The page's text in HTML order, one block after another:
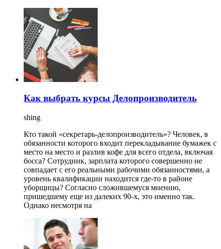
Как выбрать курсы Делопроизводитель
shing
Кто такой «секретарь-делопроизводитель»? Человек, в
обязанности которого входит перекладывание бумажек с
место на место и разлив кофе для всего отдела, включая
босса? Сотрудник, зарплата которого совершенно не
совпадает с его реальными рабочими обязанностями, а
уровень квалификации находится где-то в районе
уборщицы? Согласно сложившемуся мнению,
пришедшему еще из далеких 90-х, это именно так.
Однако несмотря на